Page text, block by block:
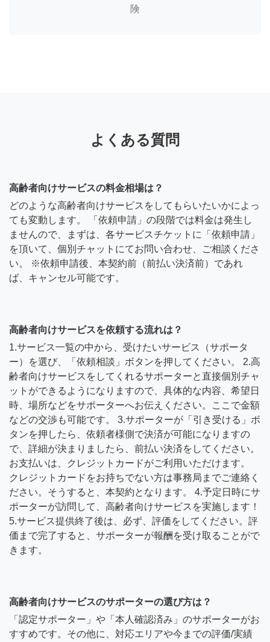
険
よくある質問
高齢者向けサービスの料金相場は？
どのような高齢者向けサービスをしてもらいたいかによっ
ても変動します。 「依頼申請」の段階では料金は発生し
ませんので、まずは、各サービスチケットに「依頼申請」
を頂いて、個別チャットにてお問い合わせ、ご相談くださ
い。 ※依頼申請後、本契約前（前払い決済前）であれ
ば、キャンセル可能です。
高齢者向けサービスを依頼する流れは？
1.サービス一覧の中から、受けたいサービス（サポータ
ー）を選び、「依頼相談」ボタンを押してください。 2.高
齢者向けサービスをしてくれるサポーターと直接個別チャ
ットができるようになりますので、具体的な内容、希望日
時、場所などをサポーターへお伝えください。ここで金額
などの交渉も可能です。 3.サポーターが「引き受ける」ボ
タンを押したら、依頼者様側で決済が可能になりますの
で、詳細が決まりましたら、前払い決済をしてください。
お支払いは、クレジットカードがご利用いただけます。
クレジットカードをお持ちでない方は事務局までご連絡く
ださい。そうすると、本契約となります。 4.予定日時にサ
ポーターが訪問して、高齢者向けサービスを実施します！
5.サービス提供終了後は、必ず、評価をしてください。評
価まで完了すると、サポーターが報酬を受け取ることがで
きます。
高齢者向けサービスのサポーターの選び方は？
「認定サポーター」や「本人確認済み」のサポーターがお
すすめです。その他に、対応エリアや今までの評価/実績